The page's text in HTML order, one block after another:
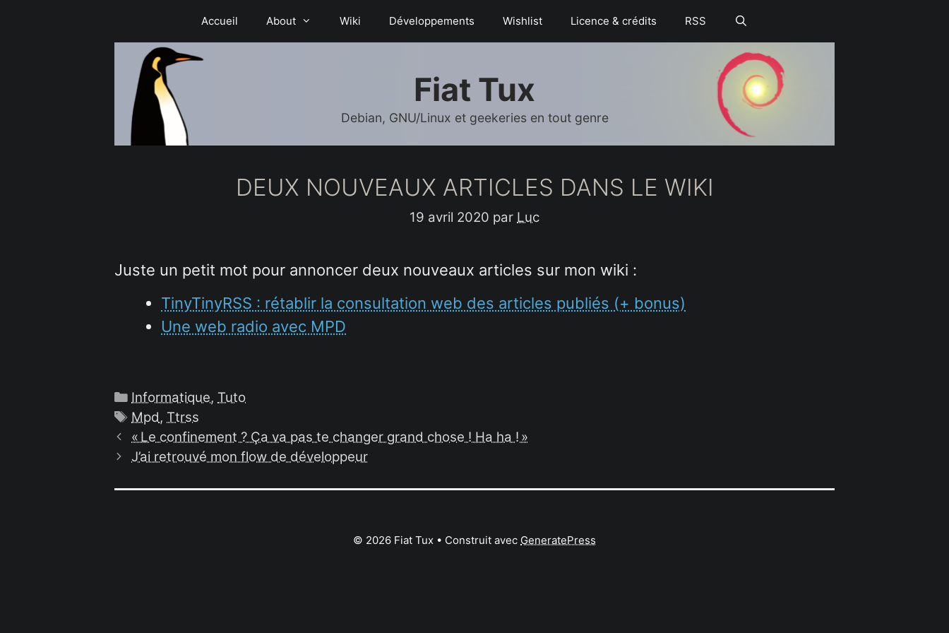
Accueil About Wiki Déve­­lop­­pe­­ments Wishlist Licence & crédits RSS
Fiat Tux
Debian, GNU/Linux et geekeries en tout genre
DEUX NOUVEAUX ARTICLES DANS LE WIKI
19 avril 2020 par Luc
Juste un petit mot pour annoncer deux nouveaux articles sur mon wiki :
TinyTinyRSS : rétablir la consultation web des articles publiés (+ bonus)
Une web radio avec MPD
Catégories
Informatique, Tuto
Étiquettes
Mpd, Ttrss
« Le confinement ? Ça va pas te changer grand chose ! Ha ha ! »
J’ai retrouvé mon flow de développeur
© 2026 Fiat Tux • Construit avec GeneratePress